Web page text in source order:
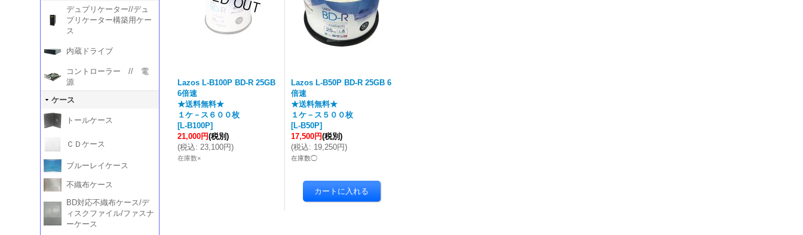
デュプリケーター//デュ
プリケーター構築用ケー
ス
内蔵ドライブ
コントローラー // 電
源
ケース
トールケース
ＣＤケース
ブルーレイケース
不織布ケース
BD対応不織布ケース/デ
ィスクファイル/ファスナ
ーケース
Lazos L-B100P BD-R 25GB
6倍速
★送料無料★
１ケ－ス６００枚
[L-B100P]
21,000円(税別)
(税込: 23,100円)
在庫数×
Lazos L-B50P BD-R 25GB 6
倍速
★送料無料★
１ケ－ス５００枚
[L-B50P]
17,500円(税別)
(税込: 19,250円)
在庫数◯